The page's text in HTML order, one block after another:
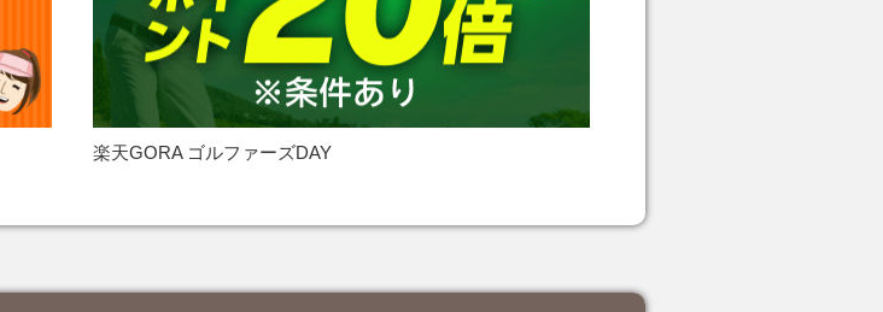
楽天GORA ゴルファーズDAY